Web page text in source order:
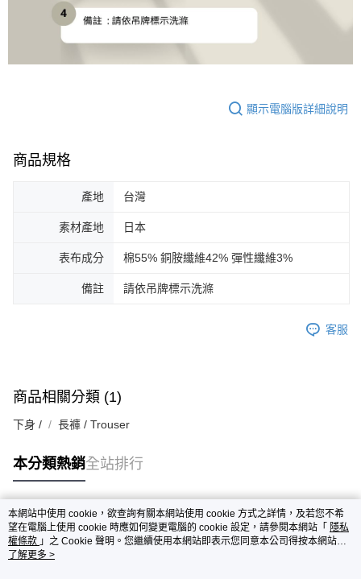
顯示電腦版詳細說明
商品規格
產地 台灣
素材產地 日本
表布成分 棉55% 銅胺纖維42% 彈性纖維3%
備註 請依吊牌標示洗滌
客服
商品相關分類 (1)
下身 / 長褲 / Trouser
本分類熱銷全站排行
熱門標籤
本網站中使用 cookie，欲查詢有關本網站使用 cookie 方式之詳情，及若您不希
望在電腦上使用 cookie 時應如何變更電腦的 cookie 設定，請參閱本網站「 隱私
權條款 」之 Cookie 聲明。您繼續使用本網站即表示您同意本公司得按本網站使
用條款之 Cookie 聲明使用 cookie。
了解更多 >